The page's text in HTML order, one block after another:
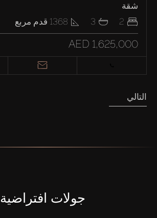
شقة
2
3
1368 قدم مربع
AED 1,625,000
التالي
جولات افتراضية